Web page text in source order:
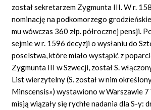
został sekretarzem Zygmunta III. W r.
nominację na podkomorzego
mu wówczas 360 złp. półrocznej pensji.
sejmie w r. 1596 decyzji o wysłaniu do
poselstwa, które miało wystąpić z
Zygmunta III w Szwecji, został S.
List wierzytelny (S. został w nim
Minscensis») wystawiono w Warszawie 7
misją wiązały się rychłe nadania dla S-y: